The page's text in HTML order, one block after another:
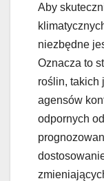
Aby
niezbędne
Oznacza to
roślin, takich
agensów
odpornych